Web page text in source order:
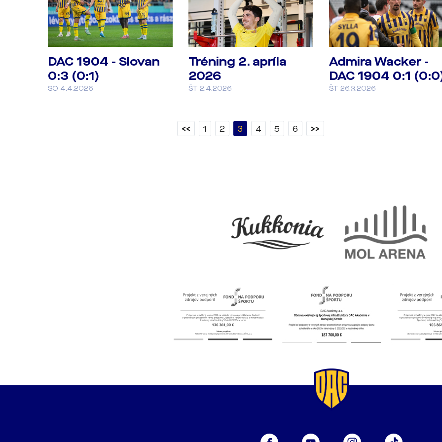
DAC 1904 - Slovan
0:3 (0:1)
SO 4.4.2026
Tréning 2. apríla
2026
ŠT 2.4.2026
Admira Wacker -
DAC 1904 0:1
ŠT 26.3.2026
<< 1 2 3 4 5 6 >>